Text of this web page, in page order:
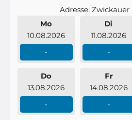
Adresse: Zwickauer
Mo
10.08.2026
-
Di
11.08.2026
-
Do
13.08.2026
-
Fr
14.08.2026
-